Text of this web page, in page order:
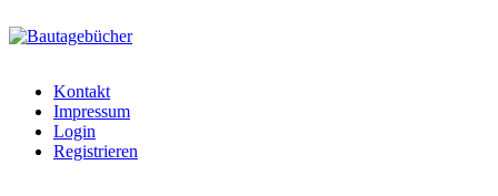
bautagebuch-
liste.de
Kontakt
Impressum
Login
Registrieren